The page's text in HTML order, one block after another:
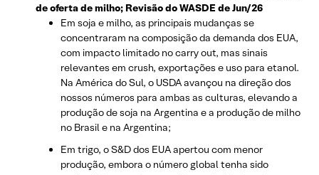
de oferta de milho; Revisão do WASDE de Jun/26
Em soja e milho, as principais mudanças se
concentraram na composição da demanda dos EUA,
com impacto limitado no carry out, mas sinais
relevantes em crush, exportações e uso para etanol.
Na América do Sul, o USDA avançou na direção dos
nossos números para ambas as culturas, elevando a
produção de soja na Argentina e a produção de milho
no Brasil e na Argentina;
Em trigo, o S&D dos EUA apertou com menor
produção, embora o número global tenha sido